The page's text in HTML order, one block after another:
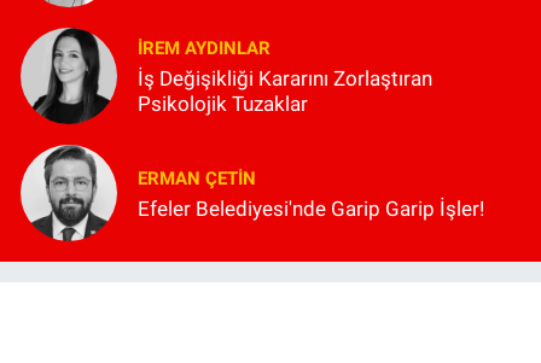
İREM AYDINLAR
İş Değişikliği Kararını Zorlaştıran
Psikolojik Tuzaklar
ERMAN ÇETIN
Efeler Belediyesi'nde Garip Garip İşler!